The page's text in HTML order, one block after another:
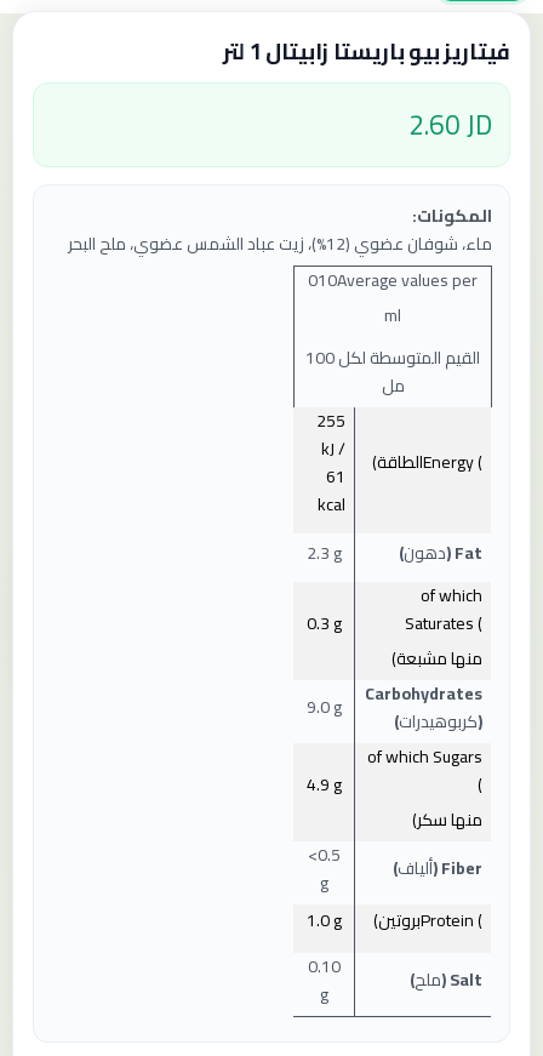
فيتاريز بيو باريستا زابيتال 1 لتر
2.60 JD
المكونات:
ماء، شوفان عضوي (12%)، زيت عباد الشمس عضوي، ملح البحر
Average values ​​per
10
0
ml
القيم المتوسطة لكل 100
مل
Energy (الطاقة)
255
kJ /
61
kcal
Fat ( دهون)
2.3 g
of which
Saturates (
منها مشبعة)
0.3 g
Carbohydrates
(كربوهيدرات)
9.0 g
of which Sugars
(
منها سكر)
4.9 g
Fiber ( ألياف)
<0.5
g
Protein (بروتين)
1.0 g
Salt ( ملح)
0.10
g